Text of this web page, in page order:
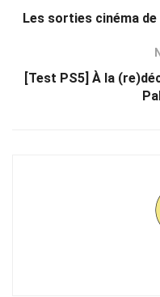
Les sorties cinéma de
[Test PS5] À la